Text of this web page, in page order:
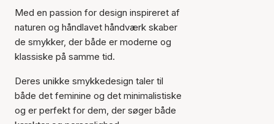
Med en passion for design inspireret af
naturen og håndlavet håndværk skaber
de smykker, der både er moderne og
klassiske på samme tid.
Deres unikke smykkedesign taler til
både det feminine og det minimalistiske
og er perfekt for dem, der søger både